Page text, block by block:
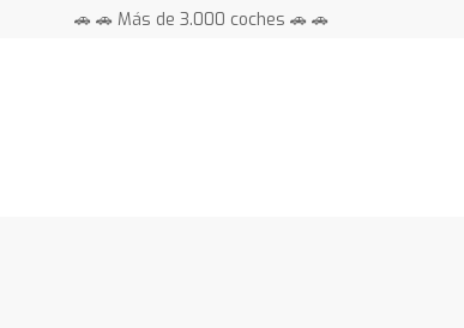
🚗 🚗 Más de 3.000 coches 🚗 🚗